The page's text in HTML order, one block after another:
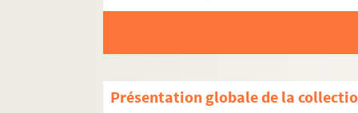
Présentation globale de la